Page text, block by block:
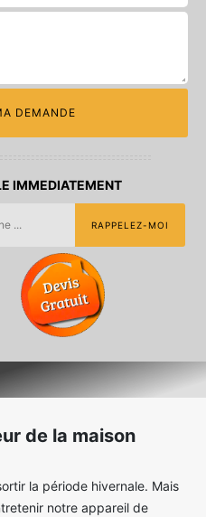
IMMEDIATEMENT
de la maison
la période hivernale. Mais
notre appareil de